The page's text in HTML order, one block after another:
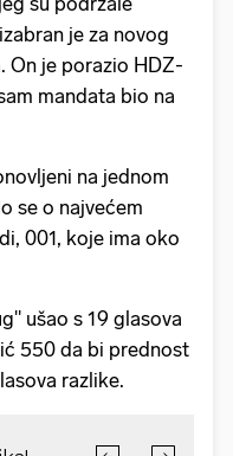
je za novog
On je porazio HDZ-
mandata bio na
na jednom
se o najvećem
001, koje ima oko
ušao s 19 glasova
550 da bi prednost
razlike.